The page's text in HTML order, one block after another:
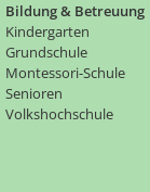
Bildung & Betreuung
Kindergarten
Grundschule
Montessori-Schule
Senioren
Volkshochschule